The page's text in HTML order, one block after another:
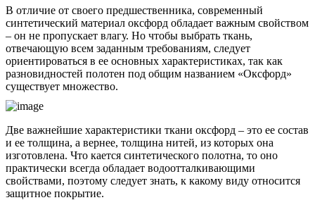
В отличие от своего предшественника, современный
синтетический материал оксфорд обладает важным свойством
– он не пропускает влагу. Но чтобы выбрать ткань,
отвечающую всем заданным требованиям, следует
ориентироваться в ее основных характеристиках, так как
разновидностей полотен под общим названием «Оксфорд»
существует множество.
Две важнейшие характеристики ткани оксфорд – это ее состав
и ее толщина, а вернее, толщина нитей, из которых она
изготовлена. Что кается синтетического полотна, то оно
практически всегда обладает водоотталкивающими
свойствами, поэтому следует знать, к какому виду относится
защитное покрытие.